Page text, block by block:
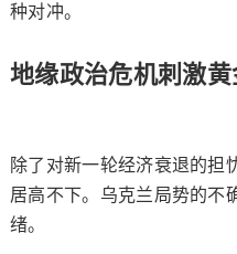
种对冲。
地缘政治危机刺激
除了对新一轮经济衰退的担
居高不下。乌克兰局势的不
绪。